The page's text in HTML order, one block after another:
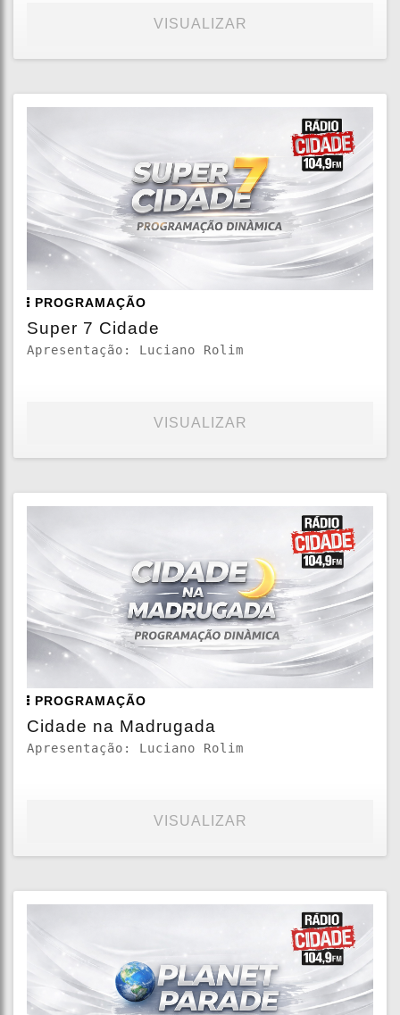
VISUALIZAR
PROGRAMAÇÃO
Super 7 Cidade
Apresentação: Luciano Rolim
VISUALIZAR
PROGRAMAÇÃO
Cidade na Madrugada
Apresentação: Luciano Rolim
VISUALIZAR